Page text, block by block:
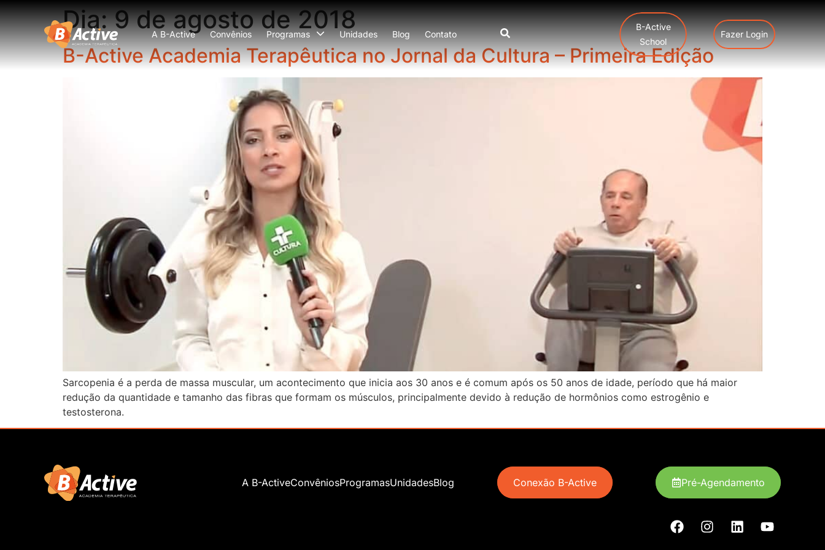
A B-Active Convênios Programas Unidades Blog Contato
B-Active
School
Fazer Login
Fisioterapia Motora Treinamento Personalizado Pós-Operatório RPG
Dia:9 de agosto de 2018
B-Active Academia Terapêutica no Jornal da Cultura – Primeira Edição
Sarcopenia é a perda de massa muscular, um acontecimento que inicia aos 30 anos e é comum após os 50 anos de idade, período que há maior
redução da quantidade e tamanho das fibras que formam os músculos, principalmente devido à redução de hormônios como estrogênio e
testosterona.
A B-ActiveConvêniosProgramasUnidadesBlog Conexão B-Active Pré-Agendamento